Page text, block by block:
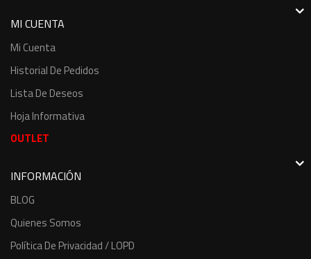
MI CUENTA
Mi Cuenta
Historial De Pedidos
Lista De Deseos
Hoja Informativa
OUTLET
INFORMACIÓN
BLOG
Quienes Somos
Política De Privacidad / LOPD